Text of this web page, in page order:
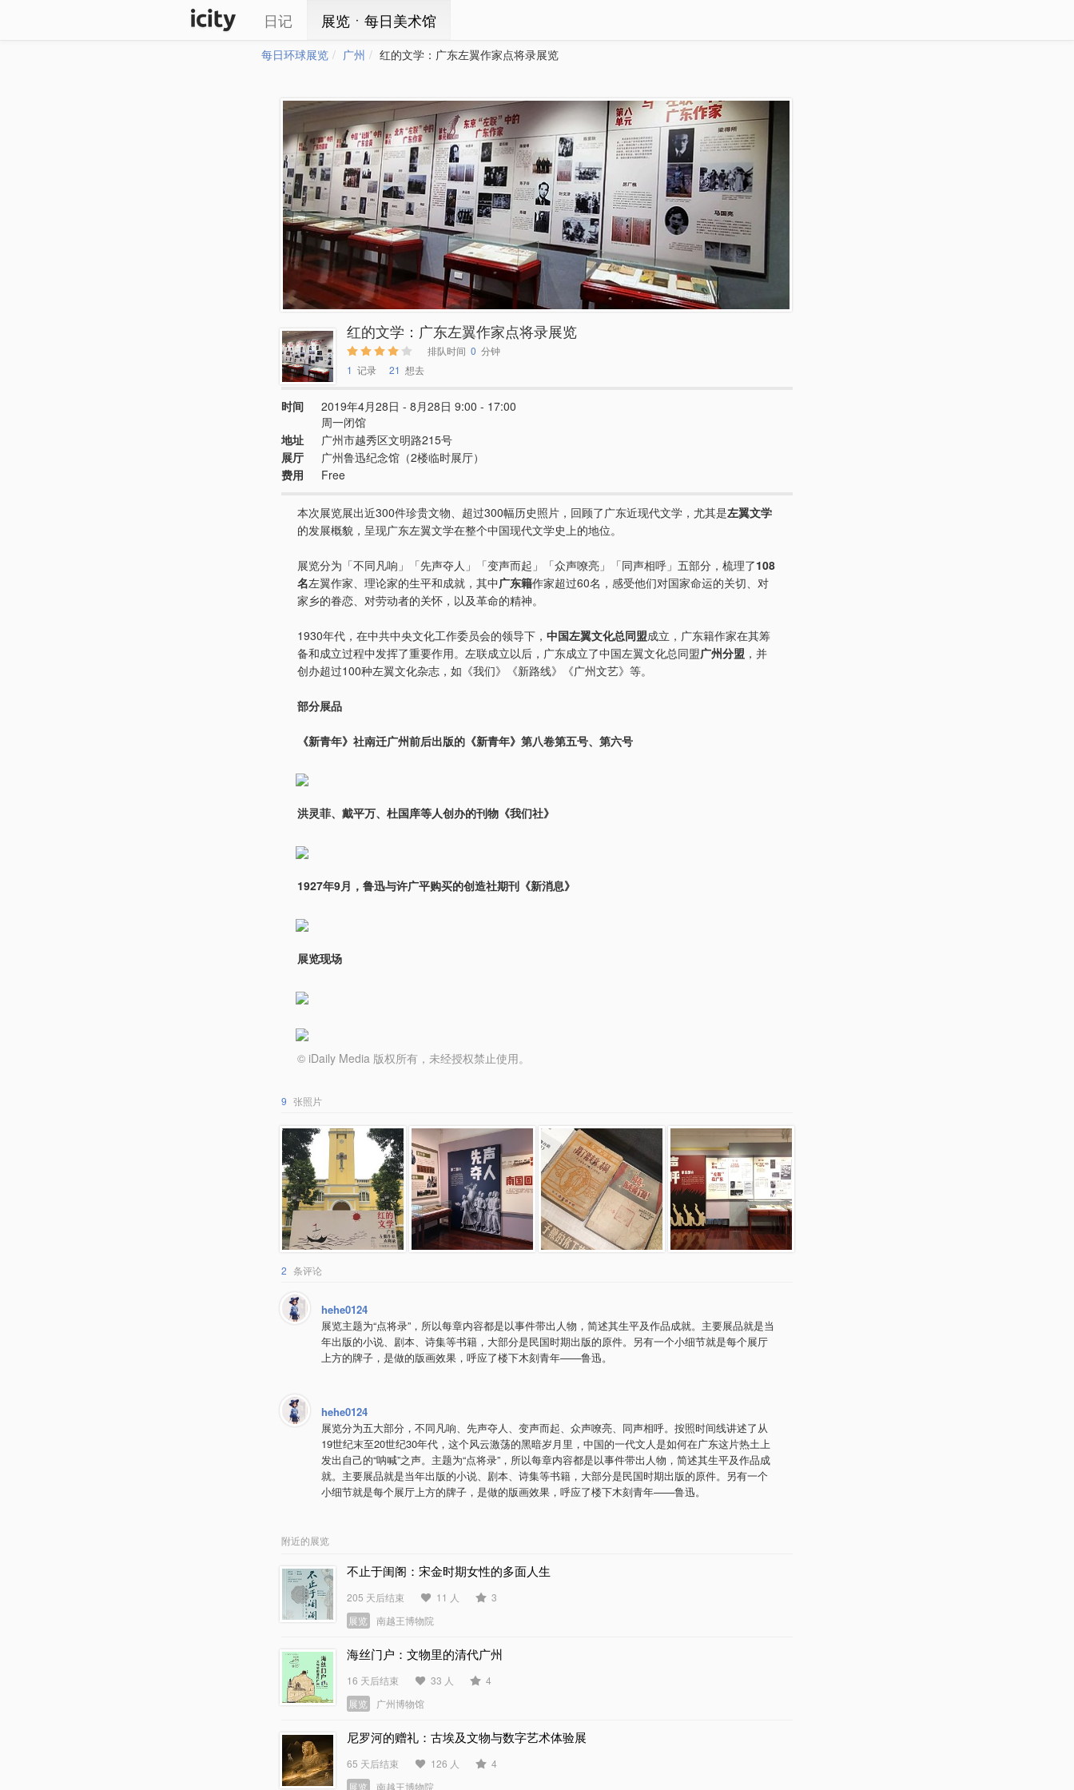
日记 展览ㆍ每日美术馆
每日环球展览 广州 红的文学：广东左翼作家点将录展览
红的文学：广东左翼作家点将录展览
排队时间 0 分钟
1 记录 21 想去
时间
2019年4月28日 - 8月28日 9:00 - 17:00
周一闭馆
地址
广州市越秀区文明路215号
展厅
广州鲁迅纪念馆（2楼临时展厅）
费用
Free
本次展览展出近300件珍贵文物、超过300幅历史照片，回顾了广东近现代文学，尤其是左翼文学
的发展概貌，呈现广东左翼文学在整个中国现代文学史上的地位。
展览分为「不同凡响」「先声夺人」「变声而起」「众声嘹亮」「同声相呼」五部分，梳理了108
名左翼作家、理论家的生平和成就，其中广东籍作家超过60名，感受他们对国家命运的关切、对
家乡的眷恋、对劳动者的关怀，以及革命的精神。
1930年代，在中共中央文化工作委员会的领导下， 中国左翼文化总同盟成立，广东籍作家在其筹
备和成立过程中发挥了重要作用。左联成立以后，广东成立了中国左翼文化总同盟广州分盟 ，并
创办超过100种左翼文化杂志，如《我们》《新路线》《广州文艺》等。
部分展品
《新青年》社南迁广州前后出版的《新青年》第八卷第五号、第六号
洪灵菲、戴平万、杜国庠等人创办的刊物《我们社》
1927年9月，鲁迅与许广平购买的创造社期刊《新消息》
展览现场
© iDaily Media 版权所有，未经授权禁止使用。
9 张照片
2 条评论
hehe0124
展览主题为“点将录”，所以每章内容都是以事件带出人物，简述其生平及作品成就。主要展品就是当
年出版的小说、剧本、诗集等书籍，大部分是民国时期出版的原件。另有一个小细节就是每个展厅
上方的牌子，是做的版画效果，呼应了楼下木刻青年——鲁迅。
hehe0124
展览分为五大部分，不同凡响、先声夺人、变声而起、众声嘹亮、同声相呼。按照时间线讲述了从
19世纪末至20世纪30年代，这个风云激荡的黑暗岁月里，中国的一代文人是如何在广东这片热土上
发出自己的“呐喊”之声。主题为“点将录”，所以每章内容都是以事件带出人物，简述其生平及作品成
就。主要展品就是当年出版的小说、剧本、诗集等书籍，大部分是民国时期出版的原件。另有一个
小细节就是每个展厅上方的牌子，是做的版画效果，呼应了楼下木刻青年——鲁迅。
附近的展览
不止于闺阁：宋金时期女性的多面人生
205 天后结束 11 人
3
展览
南越王博物院
海丝门户：文物里的清代广州
16 天后结束 33 人
4
展览
广州博物馆
尼罗河的赠礼：古埃及文物与数字艺术体验展
65 天后结束 126 人
4
展览
南越王博物院